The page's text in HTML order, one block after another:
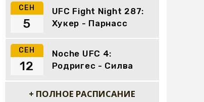
СЕН
UFC Fight Night 287:
Хукер - Парнасс
5
СЕН
Noche UFC 4:
Родригес - Силва
12
+ ПОЛНОЕ РАСПИСАНИЕ